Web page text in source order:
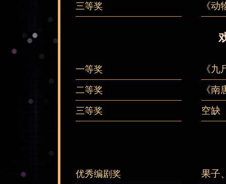
三等奖 《
一等奖 《
二等奖 《
三等奖 空缺
优秀编剧奖 果子